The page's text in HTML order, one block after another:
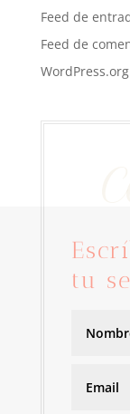
Feed de
Feed de
WordPress.org
tu